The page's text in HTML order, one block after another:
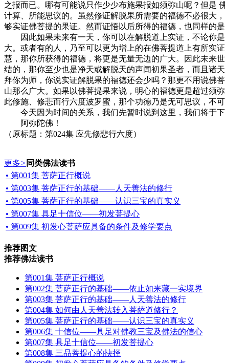
之报而已。哪有可能说只作少少布施果报如须弥山呢？但是
计算、所能思议的。虽然修证解脱果所需要的福德不必很大
够实证佛菩提的果证。然而证悟以后所得的福德，也同样的
因此如果未来有一天，你可以在解脱道上实证，不论你是
大。或者有的人，乃至可以更为增上的在佛菩提道上有所实
慧，那你所获得的福德，将更是无量无边的广大。因此未来
结的，那你至少也是净天或解脱天的声闻初果圣者，而且诸
拜你为师，你说实证解脱果的福德还会少吗？那更不用说佛
山那么广大。如果以佛菩提果来说，明心的福德更是超过须
此修施、修悲而行六度波罗蜜，那个功德乃是无可思议，不
今天因为时间的关系，我们先暂时说到这里，我们将于下
阿弥陀佛！
（原标题：第024集 应先修悲行六度）
更多> 同类佛法读书
• 第001集 菩萨正行概说
• 第003集 菩萨正行的基础——人天善法的修行
• 第005集 菩萨正行的基础——认识三宝的真实义
• 第007集 具足十信位——初发菩提心
• 第009集 初发心菩萨应具备的条件及修学要点
推荐图文
推荐佛法读书
第001集 菩萨正行概说
第002集 菩萨正行的基础——依止如来藏一实境界
第003集 菩萨正行的基础——人天善法的修行
第004集 如何由人天善法转入菩萨道修行？
第005集 菩萨正行的基础——认识三宝的真实义
第006集 十信位——具足对佛教三宝及佛法的信心
第007集 具足十信位——初发菩提心
第008集 三品菩提心的抉择